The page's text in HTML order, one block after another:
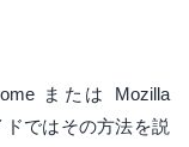
または Mozilla
ではその方法を説